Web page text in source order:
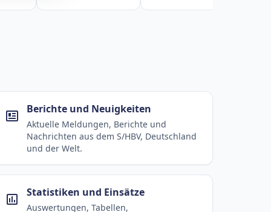
Berichte und Neuigkeiten
Aktuelle Meldungen, Berichte und
Nachrichten aus dem S/HBV, Deutschland
und der Welt.
Statistiken und Einsätze
Auswertungen, Tabellen,